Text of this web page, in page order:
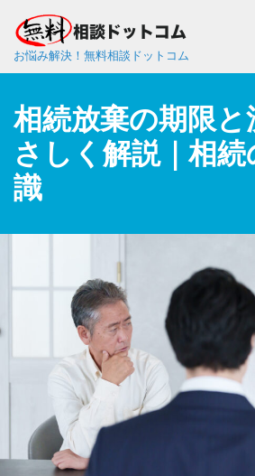
お悩み解決！無料相談ドットコム
相続放棄の期限
さしく解説｜相
識